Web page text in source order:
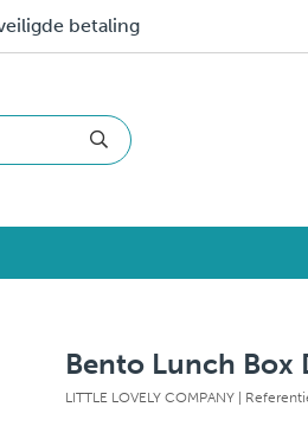
betaling
Bento Lunch Box
LITTLE LOVELY COMPANY |